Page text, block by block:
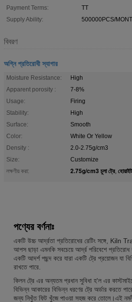
Payment Terms:
TT
Supply Ability:
500000PCS/
বিবরণ
অগ্নি প্রতিরোধী স্যাগার
Moisture Resistance:
High
Apparent porosity :
7-8%
Usage:
Firing
Stability:
High
Surface:
Smooth
Color:
White Or Yellow
Density :
2.0-2.75g/cm3
Size:
Customize
লক্ষণীয় করা:
2.75g/cm3 চুলা ট্রে,
পণ্যের বর্ণনাঃ
একটি উচ্চ আর্দ্রতা প্রতিরোধের রেটিং সঙ্গে, Kiln
আপস ছাড়া এমনকি সবচেয়ে আর্দ্র পরিবেশে
একটি আদর্শ পছন্দ করে যারা একটি ট্রে প্রয়োজন যা
রাখতে পারে.
কিলন ট্রে এর অন্যতম প্রধান সুবিধা হ'ল এর
বিভিন্ন আকারের বিভিন্ন ধরণের ট্রে অর্ডার করতে
জন্য নিখুঁত ফিট খুঁজে পাওয়া সহজ করে তোলে।এই